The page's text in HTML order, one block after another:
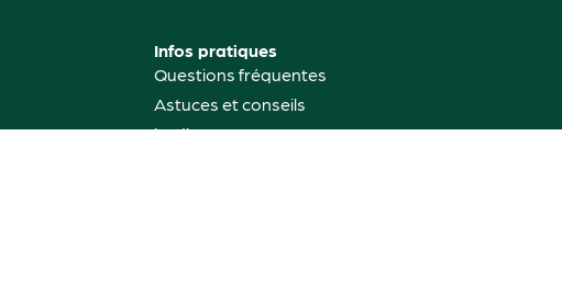
Infos pratiques
Questions fréquentes
Astuces et conseils
jardinage